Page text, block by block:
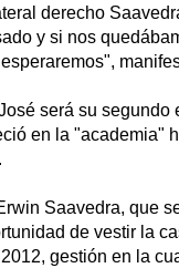
derecho
y si nos
será su
en la "academia"
Saavedra, que
de vestir la
gestión en la